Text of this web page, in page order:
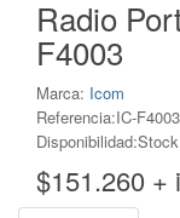
Radio
F4003
Marca: Icom
Referencia:IC-F4003
$151.260 +